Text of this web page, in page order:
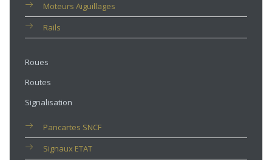
Moteurs Aiguillages
Rails
Roues
Routes
Signalisation
Pancartes SNCF
Signaux ETAT